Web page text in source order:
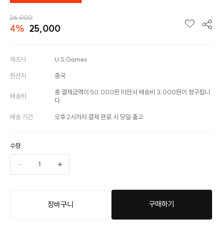
26,000
4% 25,000
제조사 U.S.Games
원산지 중국
배송비
총 결제금액이 50,000원 미만시 배송비 3,000원이 청구됩니
다.
배송 기간 오후 2시까지 결제 완료 시 당일 출고
수량
장바구니 구매하기